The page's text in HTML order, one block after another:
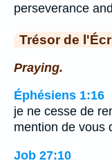
perseverance
Trésor de
Praying.
Éphésiens 1:16
je ne cesse de
mention de vous
Job 27:10